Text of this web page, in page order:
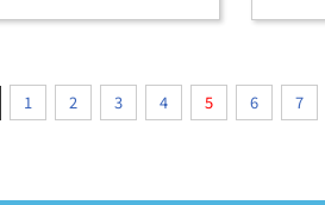
1 2 3 4 5 6 7